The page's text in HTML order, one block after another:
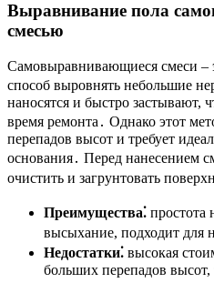
Выравнивание пола
смесью
Самовыравнивающиеся смеси –
способ выровнять небольшие
наносятся и быстро застывают,
время ремонта․ Однако этот
перепадов высот и требует
основания․ Перед нанесением
очистить и загрунтовать
Преимущества⁚ простота
высыхание, подходит для
Недостатки⁚ высокая
больших перепадов высот,